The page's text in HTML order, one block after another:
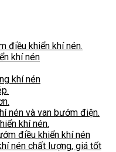
điều khiển khí nén.
khí nén
khí nén
nén và van bướm điện.
khí nén.
điều khiển khí nén
nén chất lượng, giá tốt